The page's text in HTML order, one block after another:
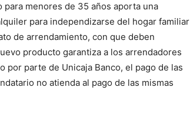
para menores de 35 años aporta una
para independizarse del hogar familiar
de arrendamiento, con que deben
producto garantiza a los arrendadores
por parte de Unicaja Banco, el pago de las
no atienda al pago de las mismas